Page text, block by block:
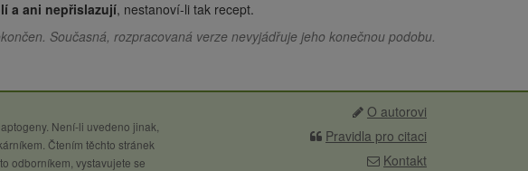
a ani nepřislazují, nestanoví-li tak recept.
Současná, rozpracovaná verze nevyjádřuje jeho konečnou podobu.
O autorovi
Pravidla pro citaci
Kontakt
Není-li uvedeno jinak,
Čtením těchto stránek
odborníkem, vystavujete se